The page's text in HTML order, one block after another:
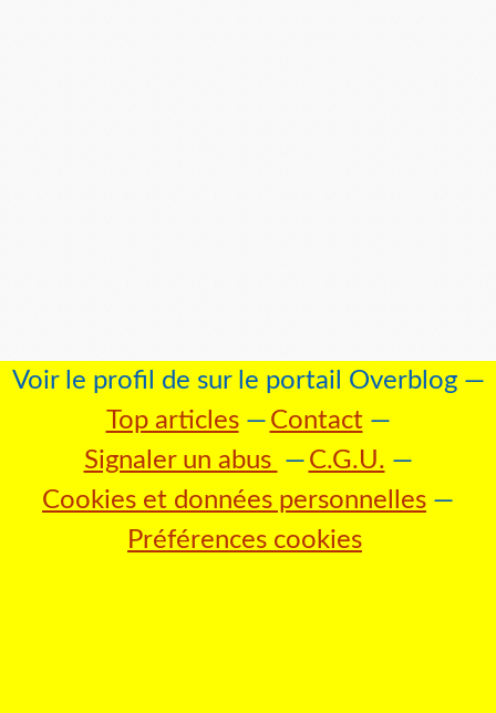
Voir le profil de sur le portail Overblog
Top articles
Contact
Signaler un abus
C.G.U.
Cookies et données personnelles
Préférences cookies